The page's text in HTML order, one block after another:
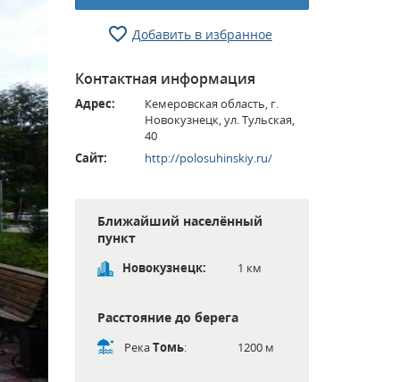
Добавить в избранное
Контактная информация
Адрес:
Кемеровская область, г.
Новокузнецк, ул. Тульская,
40
Сайт:
http://polosuhinskiy.ru/
Ближайший населённый
пункт
Новокузнецк: 1 км
Расстояние до берега
РекаТомь: 1200 м